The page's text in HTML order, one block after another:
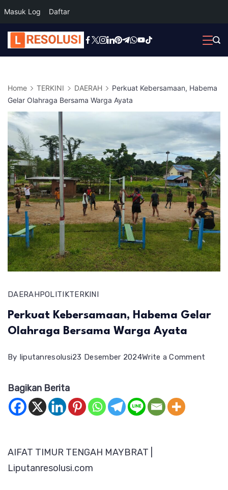
Masuk Log Daftar
Skip
to
Home TERKINI DAERAH
Perkuat Kebersamaan, Habema
Gelar Olahraga Bersama Warga Ayata
DAERAHPOLITIKTERKINI
Perkuat Kebersamaan, Habema Gelar
Olahraga Bersama Warga Ayata
By liputanresolusi23 Desember 2024Write a Comment
Bagikan Berita
AIFAT TIMUR TENGAH MAYBRAT |
Liputanresolusi.com